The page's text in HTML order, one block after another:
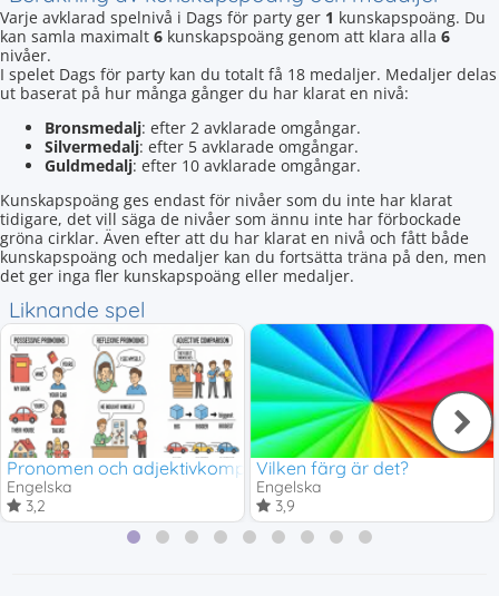
Varje avklarad spelnivå i Dags för party ger 1 kunskapspoäng. Du
kan samla maximalt 6 kunskapspoäng genom att klara alla 6
nivåer.
I spelet Dags för party kan du totalt få 18 medaljer. Medaljer delas
ut baserat på hur många gånger du har klarat en nivå:
Bronsmedalj: efter 2 avklarade omgångar.
Silvermedalj: efter 5 avklarade omgångar.
Guldmedalj: efter 10 avklarade omgångar.
Kunskapspoäng ges endast för nivåer som du inte har klarat
tidigare, det vill säga de nivåer som ännu inte har förbockade
gröna cirklar. Även efter att du har klarat en nivå och fått både
kunskapspoäng och medaljer kan du fortsätta träna på den, men
det ger inga fler kunskapspoäng eller medaljer.
Liknande spel
Pronomen och adjektivkomparation på engelska
Engelska
3,2
Vilken färg är det?
Engelska
3,9